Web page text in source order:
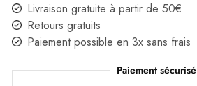
Livraison gratuite à partir de 50€
Retours gratuits
Paiement possible en 3x sans frais
Paiement sécurisé